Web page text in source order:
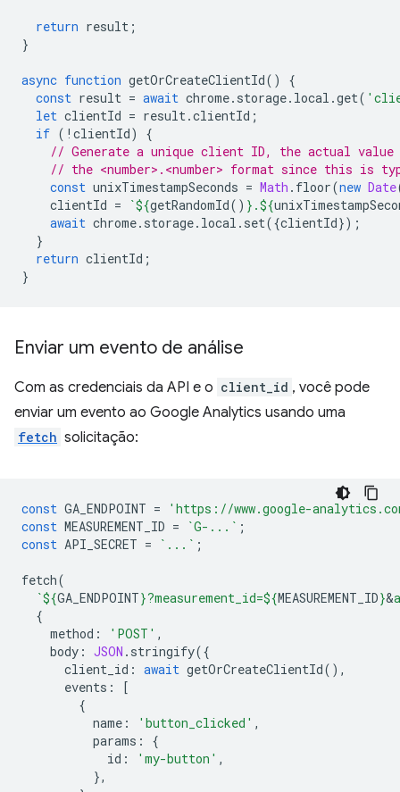
return result ;
}
async function getOrCreateClientId()
{
const result = await chrome. storage. local .get(
let clientId = result.clientId ;
if ( ! clientId)
{
// Generate a unique client ID, the actual value
// the <number>.<number> format since this is
const unixTimestampSeconds = Math . floor(new Date
clientId = `${getRandomId() } .${
await chrome. storage. local . set({clientId});
}
return clientId ;
}
Enviar um evento de análise
Com as credenciais da API e o client_id , você pode
enviar um evento ao Google Analytics usando uma
fetch solicitação:
const GA_ENDPOINT =
'https://www.google-
const MEASUREMENT_ID = `G-...` ;
const API_SECRET = `...` ;
fetch(
`${GA_ENDPOINT}?measurement_id=${MEASUREMENT_ID}&
{
method : 'POST' ,
body : JSON . stringify({
client_id : await getOrCreateClientId(),
events :
[
{
name : 'button_clicked' ,
params :
{
id : 'my-button' ,
},